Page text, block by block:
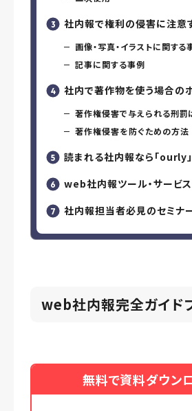
社内報で権利の侵害に注意
画像・写真・イラストに関する
記事に関する事例
社内で著作物を使う場合の
著作権侵害で与えられる刑罰
著作権侵害を防ぐための方法
読まれる社内報なら「ourly」
web社内報ツール・サービ
社内報担当者必見のセミナ
web社内報完全ガイド
無料で資料ダウンロ